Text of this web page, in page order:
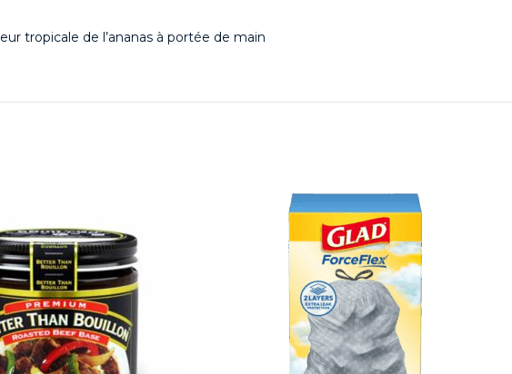
tropicale de l’ananas à portée de main